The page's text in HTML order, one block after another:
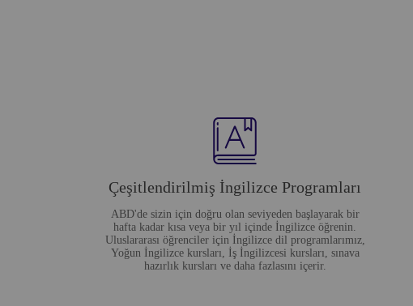
Çeşitlendirilmiş İngilizce Programları
ABD'de sizin için doğru olan seviyeden başlayarak bir
hafta kadar kısa veya bir yıl içinde İngilizce öğrenin.
Uluslararası öğrenciler için İngilizce dil programlarımız,
Yoğun İngilizce kursları, İş İngilizcesi kursları, sınava
hazırlık kursları ve daha fazlasını içerir.